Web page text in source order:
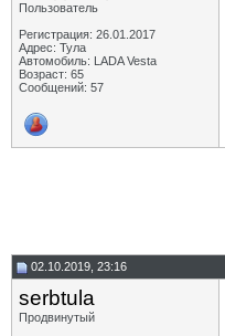
Пользователь
Регистрация: 26.01.2017
Адрес: Тула
Автомобиль: LADA Vesta
Возраст: 65
Сообщений: 57
02.10.2019, 23:16
serbtula
Продвинутый